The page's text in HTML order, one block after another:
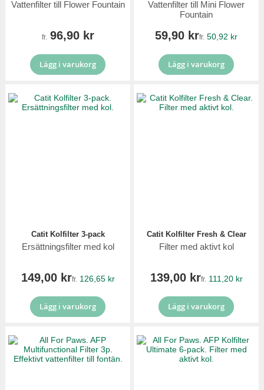
Vattenfilter till Flower Fountain
fr. 96,90 kr
Lägg i varukorg
Vattenfilter till Mini Flower
Fountain
59,90 krfr. 50,92 kr
Lägg i varukorg
Catit Kolfilter 3-pack
Ersättningsfilter med kol
149,00 krfr. 126,65 kr
Lägg i varukorg
Catit Kolfilter Fresh & Clear
Filter med aktivt kol
139,00 krfr. 111,20 kr
Lägg i varukorg